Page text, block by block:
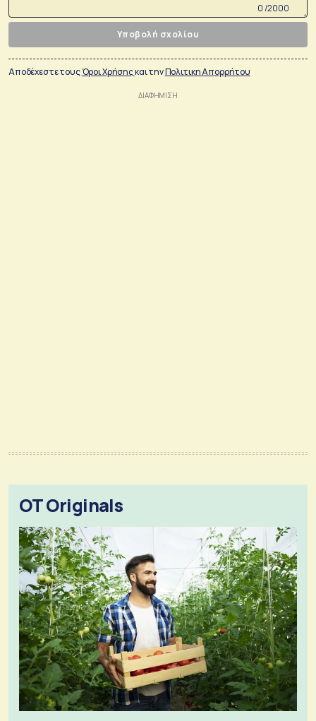
0 /2000
Υποβολή σχολίου
Αποδέχεστε τουςΌροι Χρήσηςκαι τηνΠολιτικη Απορρήτου
OT Originals